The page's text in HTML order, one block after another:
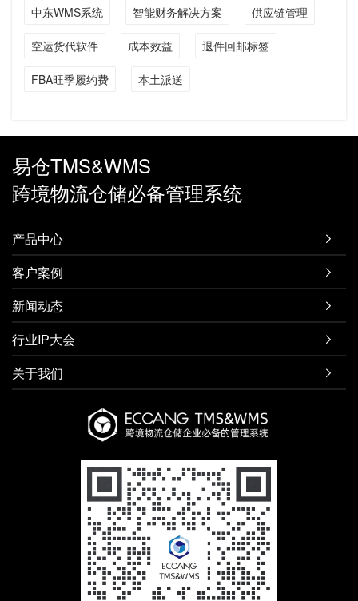
中东WMS系统
智能财务解决方案 供应链管理
空运货代软件 成本效益 退件回邮标签
FBA旺季履约费 本土派送
易仓TMS&WMS
跨境物流仓储必备管理系统
产品中心 
客户案例 
新闻动态 
行业IP大会 
关于我们 